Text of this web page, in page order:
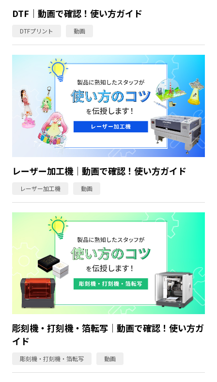
DTF｜動画で確認！使い方ガイド
DTFプリント 動画
レーザー加工機｜動画で確認！使い方ガイド
レーザー加工機 動画
彫刻機・打刻機・箔転写｜動画で確認！使い方ガ
イド
彫刻機・打刻機・箔転写 動画